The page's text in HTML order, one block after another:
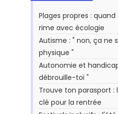
Plages propres :
rime avec écologie
Autisme : " non, ça ne
physique "
Autonomie et
débrouille-toi "
Trouve ton parasport
clé pour la rentrée